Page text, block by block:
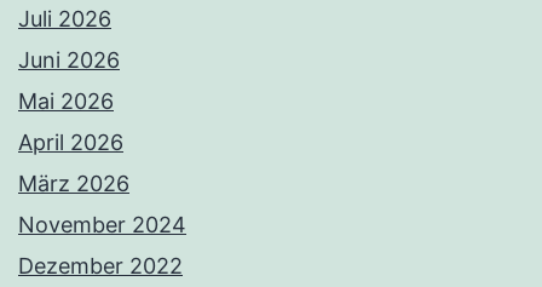
Juli 2026
Juni 2026
Mai 2026
April 2026
März 2026
November 2024
Dezember 2022